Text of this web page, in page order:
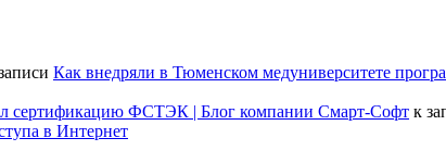
Как внедряли в Тюменском медуниверситете
сертификацию ФСТЭК | Блог компании Смарт-Софт к
в Интернет